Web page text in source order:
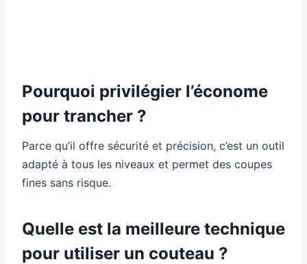
Pourquoi privilégier l’économe
pour trancher ?
Parce qu’il offre sécurité et précision, c’est un outil
adapté à tous les niveaux et permet des coupes
fines sans risque.
Quelle est la meilleure technique
pour utiliser un couteau ?